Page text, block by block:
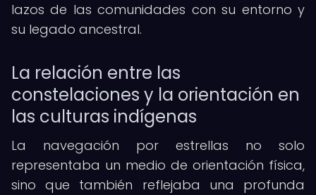
lazos de las comunidades con su entorno y
su legado ancestral.
La relación entre las
constelaciones y la orientación en
las culturas indígenas
La navegación por estrellas no solo
representaba un medio de orientación física,
sino que también reflejaba una profunda